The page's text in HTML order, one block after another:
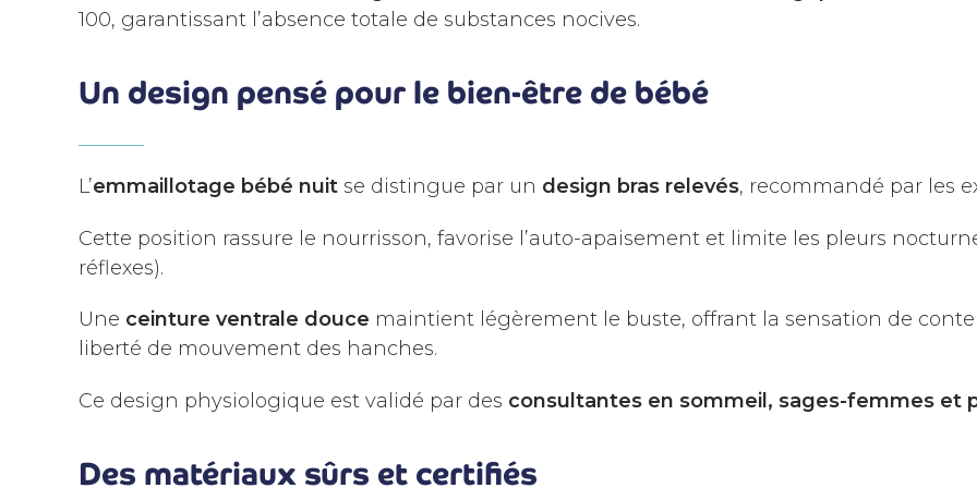
100, garantissant l’absence totale de substances nocives.
Un design pensé pour le bien-être de bébé
L’emmaillotage bébé nuit se distingue par un design bras relevés, recommandé par les
Cette position rassure le nourrisson, favorise l’auto-apaisement et limite les pleurs
réflexes).
Une ceinture ventrale douce maintient légèrement le buste, offrant la sensation de
liberté de mouvement des hanches.
Ce design physiologique est validé par des consultantes en sommeil, sages-femmes et
Des matériaux sûrs et certifiés